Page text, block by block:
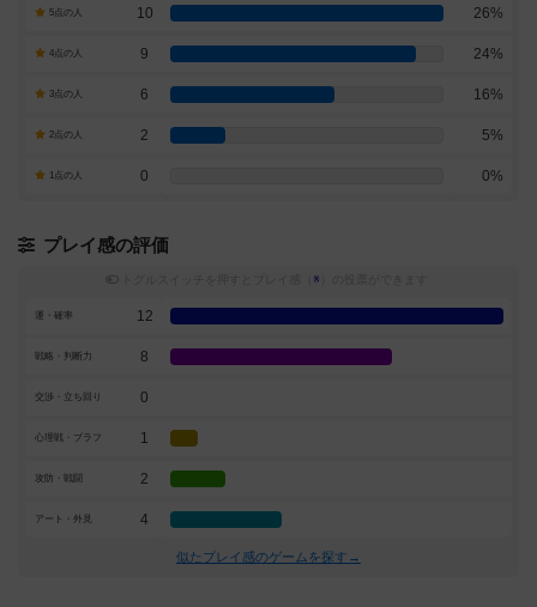
5点の人 10 26%
4点の人 9 24%
3点の人 6 16%
2点の人 2 5%
1点の人 0 0%
プレイ感の評価
※
運・確率 12
戦略・判断力 8
交渉・立ち回り 0
心理戦・ブラフ 1
攻防・戦闘 2
アート・外見 4
似たプレイ感のゲームを探す→